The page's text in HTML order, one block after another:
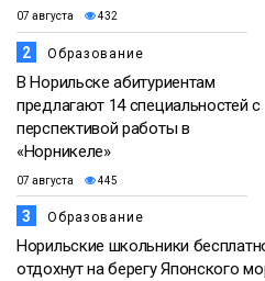
07 августа 432
2 Образование
В Норильске абитуриентам
предлагают 14 специальностей с
перспективой работы в
«Норникеле»
07 августа 445
3 Образование
Норильские школьники
отдохнут на берегу Японского